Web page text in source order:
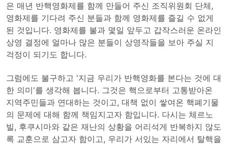
은 매년 반핵영화제를 함께 만들어 주신 조직위원회 단체,
영화제를 기다려 주신 분들과 함께 영화제를 즐길 수 없게
된 것입니다. 영화제를 불과 몇일 앞두고 갑작스러운 온라인
상영 결정에 얼마나 많은 분들이 상영작들을 보아 주실 지
걱정이 되기도 합니다.
그럼에도 불구하고 '지금 우리가 반핵영화를 본다는 것에 대
한 의미'를 생각해 봅니다. 그것은 핵으로부터 고통받아온
지역주민들과 연대하는 것이고, 대책 없이 쌓여온 핵폐기물
의 문제에 대해 함께 책임지고자 함입니다. 다시는 체르노
빌, 후쿠시마와 같은 재난의 상황을 어리석게 반복하지 않도
록 교훈으로 삼고자 함이고, 우리가 서있는 자리에서 탈핵을